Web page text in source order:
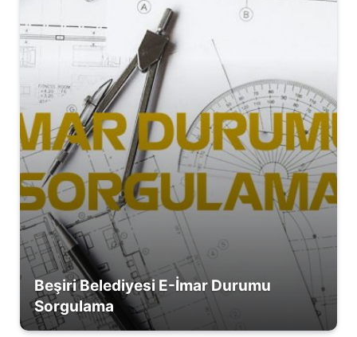
Beşiri Belediyesi E-İmar Durumu
Sorgulama